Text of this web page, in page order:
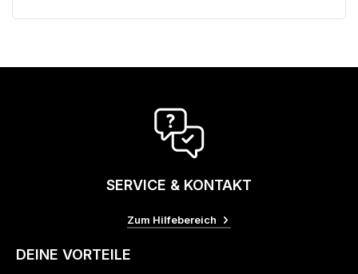
SERVICE & KONTAKT
Zum Hilfebereich
DEINE VORTEILE